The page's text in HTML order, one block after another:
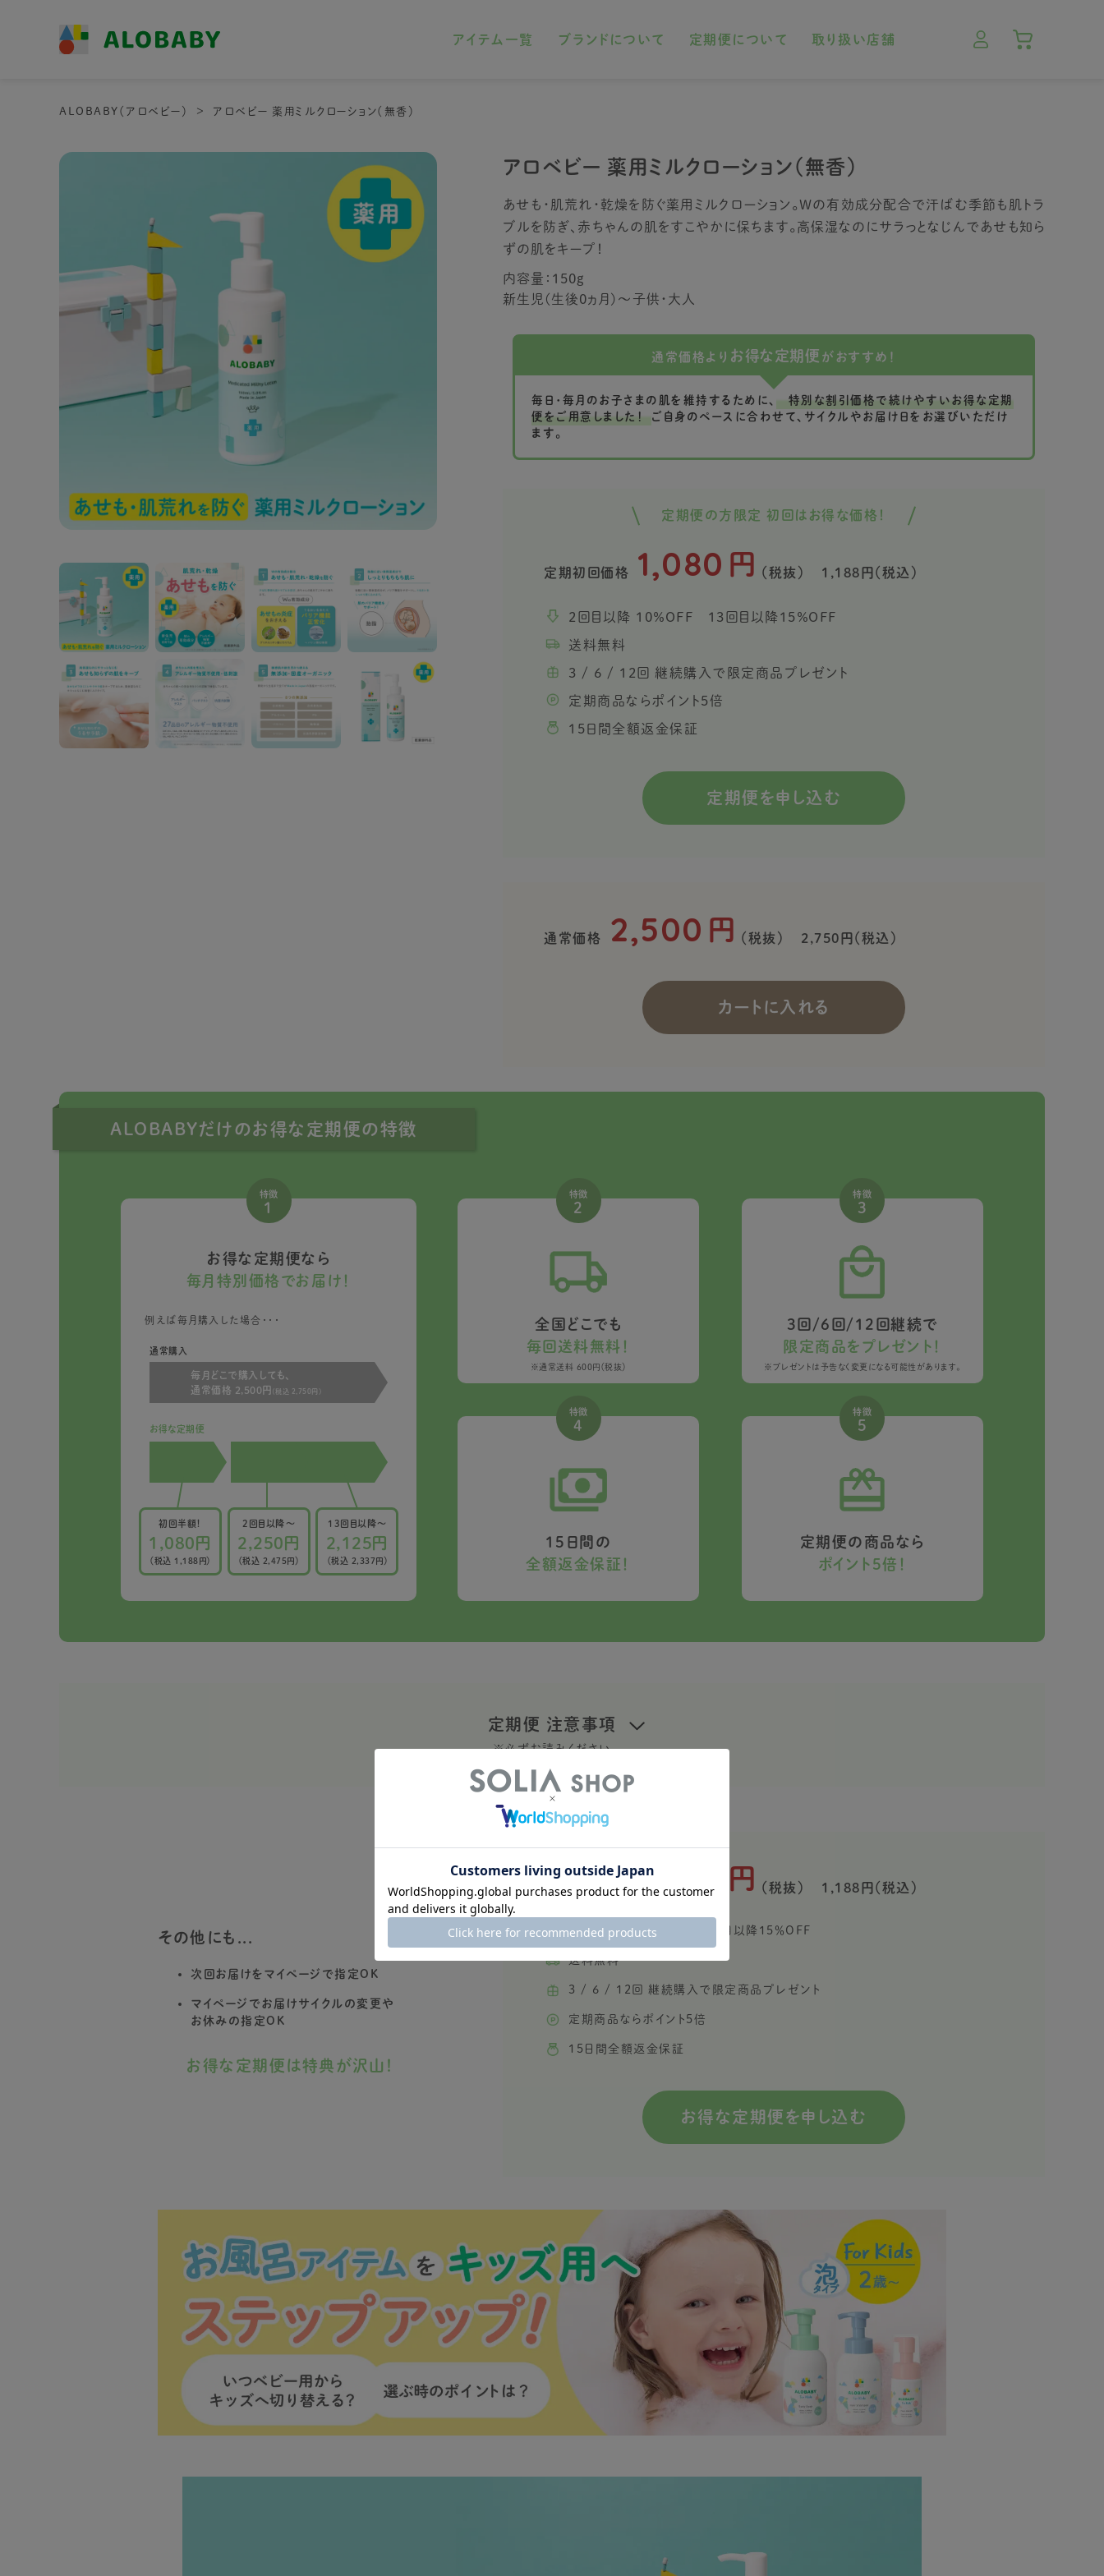
アイテム一覧 ブランドについて 定期便について 取り扱い店舗
ALOBABY（アロベビー） アロベビー 薬用ミルクローション（無香）
アロベビー 薬用ミルクローション（無香）
あせも・肌荒れ・乾燥を防ぐ薬用ミルクローション。Wの有効成分配合で汗ばむ季節も肌トラ
ブルを防ぎ、赤ちゃんの肌をすこやかに保ちます。高保湿なのにサラっとなじんであせも知ら
ずの肌をキープ！
内容量：150g
新生児(生後0ヵ月)～子供・大人
通常価格より お得な定期便 がおすすめ！
毎日・毎月のお子さまの肌を維持するために、
特別な割引価格で続けやすいお得な定期
便をご用意しました！
ご自身のペースに合わせて、サイクルやお届け日をお選びいただけ
ます。
定期便の方限定 初回はお得な価格！
定期初回価格 1,080 円 （税抜） 1,188円（税込）
2回目以降 10％OFF 13回目以降15％OFF
送料無料
3 / 6 / 12回 継続購入で限定商品プレゼント
定期商品ならポイント5倍
15日間全額返金保証
定期便を申し込む
通常価格 2,500 円 （税抜） 2,750円（税込）
カートに入れる
ALOBABYだけのお得な定期便の特徴
特徴
1
お得な定期便なら
毎月特別価格でお届け！
例えば毎月購入した場合・・・
通常購入
毎月どこで購入しても、
通常価格 2,500円 (税込 2,750円)
お得な定期便
初回半額！
1,080円
（税込 1,188円）
2回目以降〜
2,250円
（税込 2,475円）
13回目以降〜
2,125円
（税込 2,337円）
特徴
2
全国どこでも
毎回送料無料！
※通常送料 600円（税抜）
特徴
3
3回/6回/12回継続で
限定商品をプレゼント！
※プレゼントは予告なく変更になる可能性があります。
特徴
4
15日間の
全額返金保証！
特徴
5
定期便の商品なら
ポイント5倍！
定期便 注意事項
※必ずお読みください
その他にも...
次回お届けをマイページで指定OK
マイページでお届けサイクルの変更や
お休みの指定OK
お得な定期便は特典が沢山！
定期初回価格 1,080 円 （税抜） 1,188円（税込）
2回目以降 10％OFF 13回目以降15％OFF
送料無料
3 / 6 / 12回 継続購入で限定商品プレゼント
定期商品ならポイント5倍
15日間全額返金保証
お得な定期便を申し込む